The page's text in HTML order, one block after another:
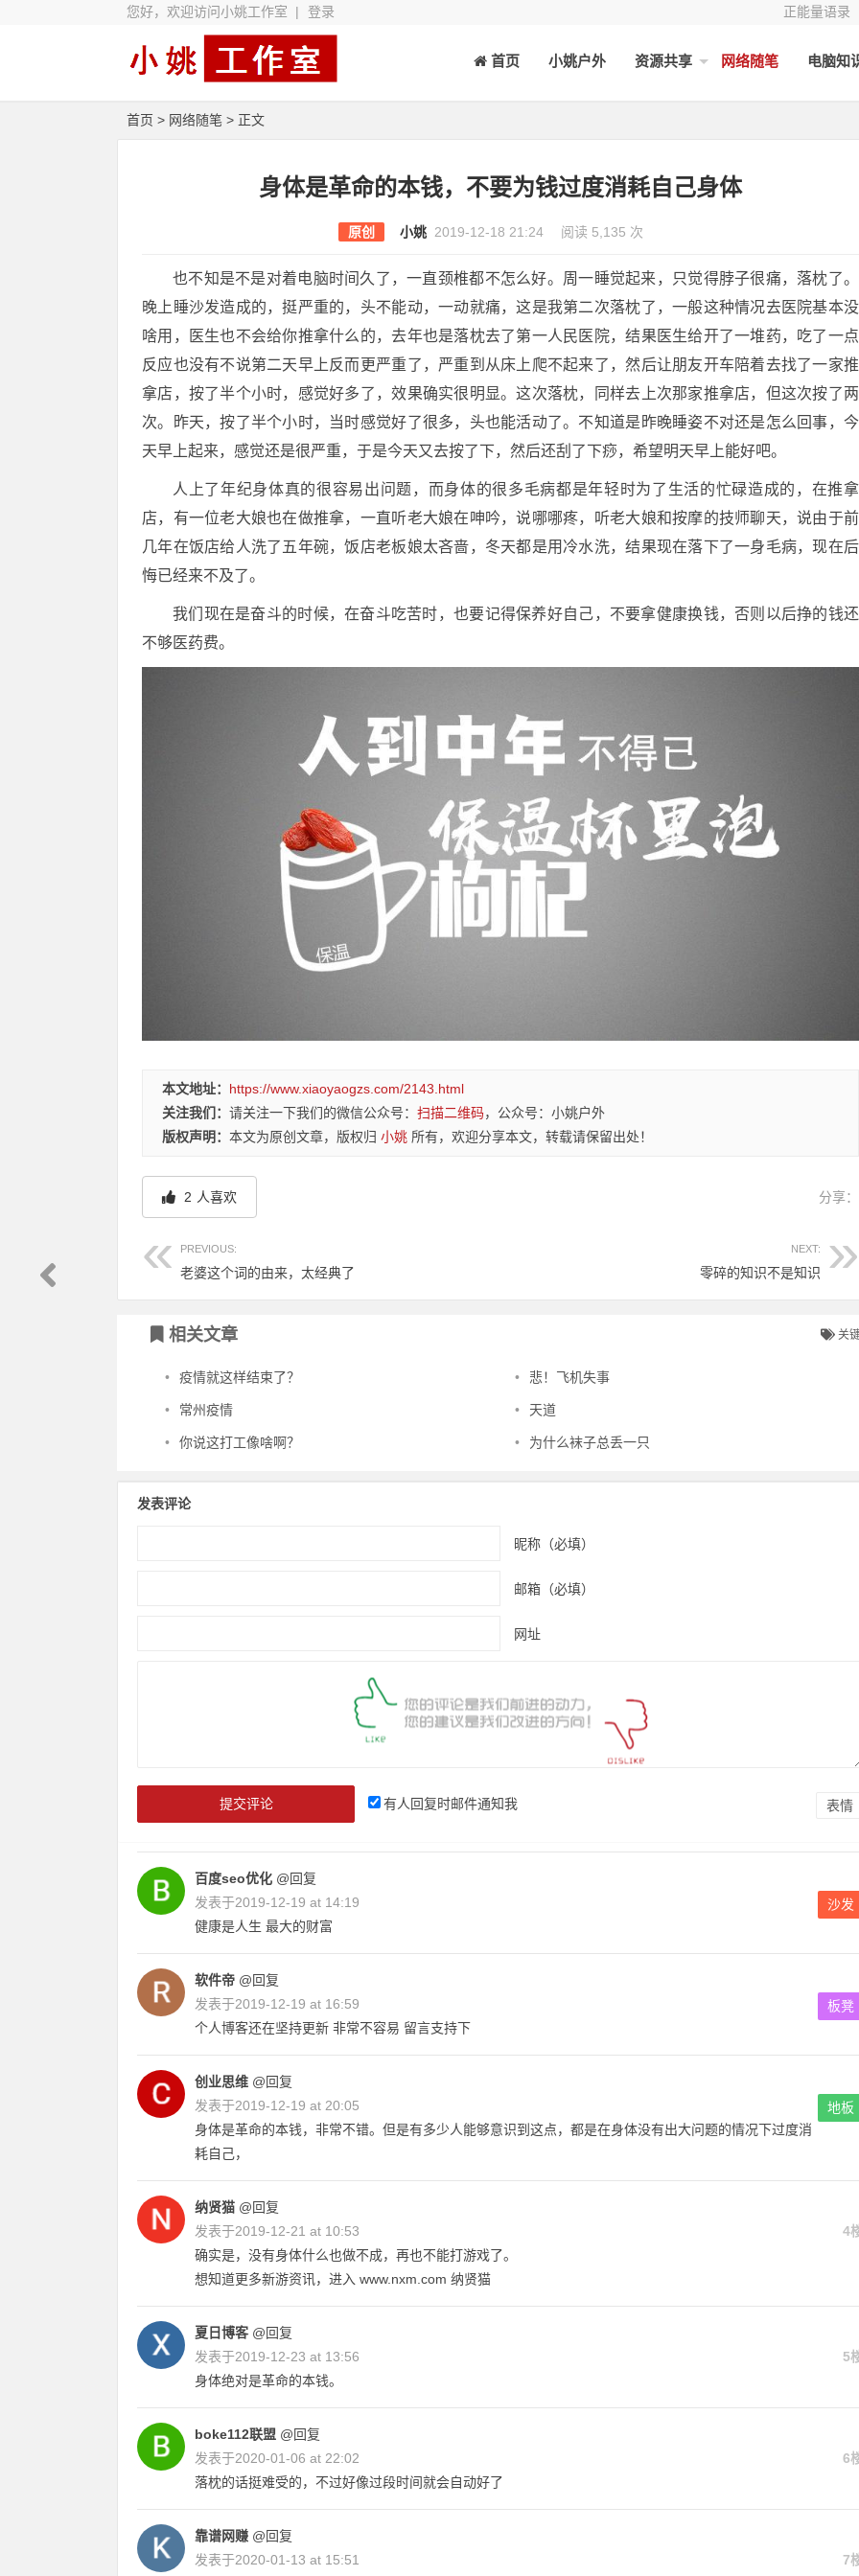
您好，欢迎访问小姚工作室 | 登录 正能量语录
首页 小姚户外 资源共享 网络随笔 电脑知
首页 > 网络随笔 > 正文
身体是革命的本钱，不要为钱过度消耗自己身体
原创 小姚 2019-12-18 21:24 阅读 5,135 次
也不知是不是对着电脑时间久了，一直颈椎都不怎么好。周一睡觉起来，只觉得脖子很痛，落枕了。
晚上睡沙发造成的，挺严重的，头不能动，一动就痛，这是我第二次落枕了，一般这种情况去医院基本没
啥用，医生也不会给你推拿什么的，去年也是落枕去了第一人民医院，结果医生给开了一堆药，吃了一点
反应也没有不说第二天早上反而更严重了，严重到从床上爬不起来了，然后让朋友开车陪着去找了一家推
拿店，按了半个小时，感觉好多了，效果确实很明显。这次落枕，同样去上次那家推拿店，但这次按了两
次。昨天，按了半个小时，当时感觉好了很多，头也能活动了。不知道是昨晚睡姿不对还是怎么回事，今
天早上起来，感觉还是很严重，于是今天又去按了下，然后还刮了下痧，希望明天早上能好吧。
人上了年纪身体真的很容易出问题，而身体的很多毛病都是年轻时为了生活的忙碌造成的，在推拿
店，有一位老大娘也在做推拿，一直听老大娘在呻吟，说哪哪疼，听老大娘和按摩的技师聊天，说由于前
几年在饭店给人洗了五年碗，饭店老板娘太吝啬，冬天都是用冷水洗，结果现在落下了一身毛病，现在后
悔已经来不及了。
我们现在是奋斗的时候，在奋斗吃苦时，也要记得保养好自己，不要拿健康换钱，否则以后挣的钱还
不够医药费。
本文地址： https://www.xiaoyaogzs.com/2143.html
关注我们： 请关注一下我们的微信公众号： 扫描二维码，公众号：小姚户外
版权声明： 本文为原创文章，版权归 小姚 所有，欢迎分享本文，转载请保留出处！
2 人喜欢 分享：
PREVIOUS:
老婆这个词的由来，太经典了
NEXT:
零碎的知识不是知识
相关文章 关
• 疫情就这样结束了？ • 悲！飞机失事
• 常州疫情 • 天道
• 你说这打工像啥啊？ • 为什么袜子总丢一只
发表评论
昵称（必填）
邮箱（必填）
网址
表情
有人回复时邮件通知我
百度seo优化 @回复
发表于2019-12-19 at 14:19
沙发
健康是人生 最大的财富
软件帝 @回复
发表于2019-12-19 at 16:59
板凳
个人博客还在坚持更新 非常不容易 留言支持下
创业思维 @回复
发表于2019-12-19 at 20:05
地板
身体是革命的本钱，非常不错。但是有多少人能够意识到这点，都是在身体没有出大问题的情况下过度消
耗自己，
纳贤猫 @回复
发表于2019-12-21 at 10:53
4
确实是，没有身体什么也做不成，再也不能打游戏了。
想知道更多新游资讯，进入 www.nxm.com 纳贤猫
夏日博客 @回复
发表于2019-12-23 at 13:56
5
身体绝对是革命的本钱。
boke112联盟 @回复
发表于2020-01-06 at 22:02
6
落枕的话挺难受的，不过好像过段时间就会自动好了
靠谱网赚 @回复
发表于2020-01-13 at 15:51
7